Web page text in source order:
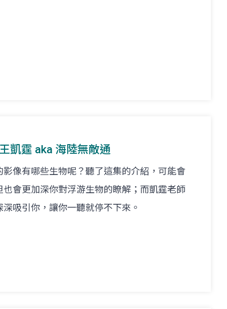
凱霆 aka 海陸無敵通
像有哪些生物呢？聽了這集的介紹，可能會
會更加深你對浮游生物的瞭解；而凱霆老師
吸引你，讓你一聽就停不下來。